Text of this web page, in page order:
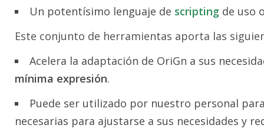
Un potentísimo lenguaje de scripting de uso
Este conjunto de herramientas aporta las
Acelera la adaptación de OriGn a sus
mínima expresión.
Puede ser utilizado por nuestro personal
necesarias para ajustarse a sus necesidades y